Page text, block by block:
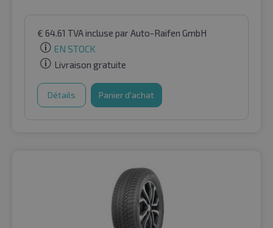
€ 64.61 TVA incluse par Auto-Raifen GmbH
EN STOCK
Livraison gratuite
Détails Panier d'achat